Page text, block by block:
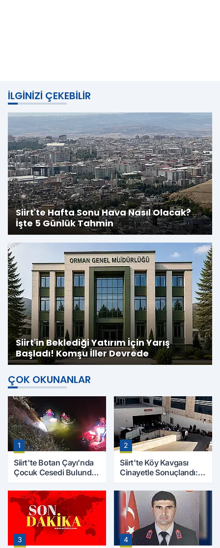
İLGINIZI ÇEKEBILIR
Siirt'te Hafta Sonu Hava Nasıl Olacak?
İşte 5 Günlük Tahmin
Siirt'in Beklediği Yatırım İçin Yarış
Başladı! Komşu İller Devrede
ÇOK OKUNANLAR
1
Siirt'te Botan Çayı'nda
Çocuk Cesedi Bulundu:
Çalışmaları Başlıyor
2
Siirt'te Köy Kavgası
Cinayetle Sonuçlandı:
Kaybetti
3 4